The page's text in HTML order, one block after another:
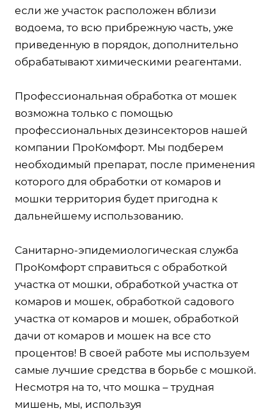
если же участок расположен вблизи
водоема, то всю прибрежную часть, уже
приведенную в порядок, дополнительно
обрабатывают химическими реагентами.
Профессиональная обработка от мошек
возможна только с помощью
профессиональных дезинсекторов нашей
компании ПроКомфорт. Мы подберем
необходимый препарат, после применения
которого для обработки от комаров и
мошки территория будет пригодна к
дальнейшему использованию.
Санитарно-эпидемиологическая служба
ПроКомфорт справиться с обработкой
участка от мошки, обработкой участка от
комаров и мошек, обработкой садового
участка от комаров и мошек, обработкой
дачи от комаров и мошек на все сто
процентов! В своей работе мы используем
самые лучшие средства в борьбе с мошкой.
Несмотря на то, что мошка – трудная
мишень, мы, используя